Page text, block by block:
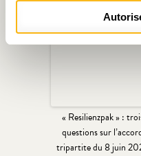
« Resilienzpak » :
questions sur
tripartite du 8 juin